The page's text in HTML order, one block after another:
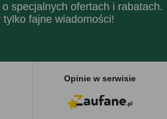
specjalnych ofertach i rabatach.
tylko fajne wiadomości!
Opinie w serwisie